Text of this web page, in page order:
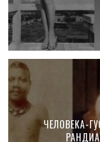
ЧЕЛОВЕКА-